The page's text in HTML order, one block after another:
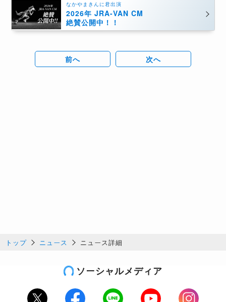
なかやまきんに君出演
2026年 JRA-VAN CM
絶賛公開中！！
前へ 次へ
トップ ニュース ニュース詳細
ソーシャルメディア